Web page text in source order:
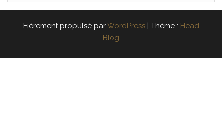
Fièrement propulsé parWordPress | Thème : Head
Blog